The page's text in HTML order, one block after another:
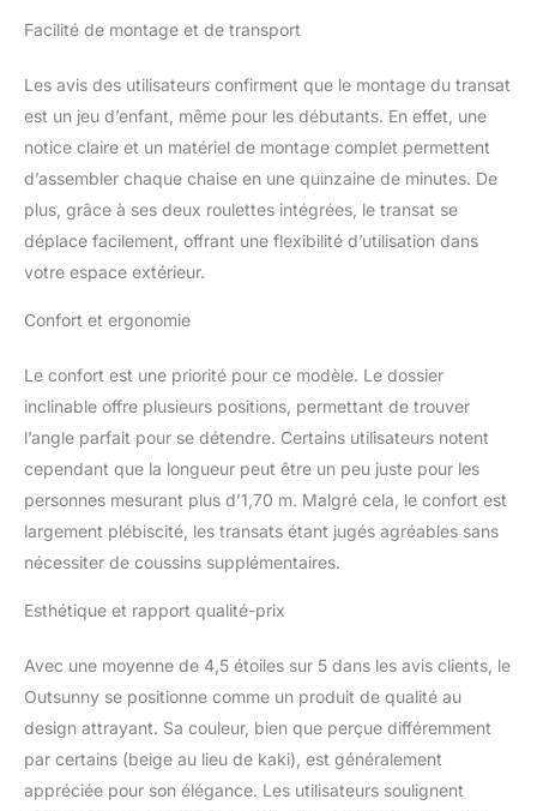
DÉPLACEMENT FACILE :
2 roulettes à l'arrière
pour le déplacer
semble. SOLIDE ET
LÉGER : Conçu en
aluminium et textilène, ce
transat est très solide et
Dimensions totales : 66l
x 165P x 102H cm.
Dimensions en position
allongée : 195L x 66l x
34H cm. Hauteur
d'assise : 30 cm. Charge
max. recommandée : 150
kg. Assemblage
Facilité de montage et de transport
Les avis des utilisateurs confirment que le montage du transat
est un jeu d’enfant, même pour les débutants. En effet, une
notice claire et un matériel de montage complet permettent
d’assembler chaque chaise en une quinzaine de minutes. De
plus, grâce à ses deux roulettes intégrées, le transat se
déplace facilement, offrant une flexibilité d’utilisation dans
votre espace extérieur.
Confort et ergonomie
Le confort est une priorité pour ce modèle. Le dossier
inclinable offre plusieurs positions, permettant de trouver
l’angle parfait pour se détendre. Certains utilisateurs notent
cependant que la longueur peut être un peu juste pour les
personnes mesurant plus d’1,70 m. Malgré cela, le confort est
largement plébiscité, les transats étant jugés agréables sans
nécessiter de coussins supplémentaires.
Esthétique et rapport qualité-prix
Avec une moyenne de 4,5 étoiles sur 5 dans les avis clients, le
Outsunny se positionne comme un produit de qualité au
design attrayant. Sa couleur, bien que perçue différemment
par certains (beige au lieu de kaki), est généralement
appréciée pour son élégance. Les utilisateurs soulignent